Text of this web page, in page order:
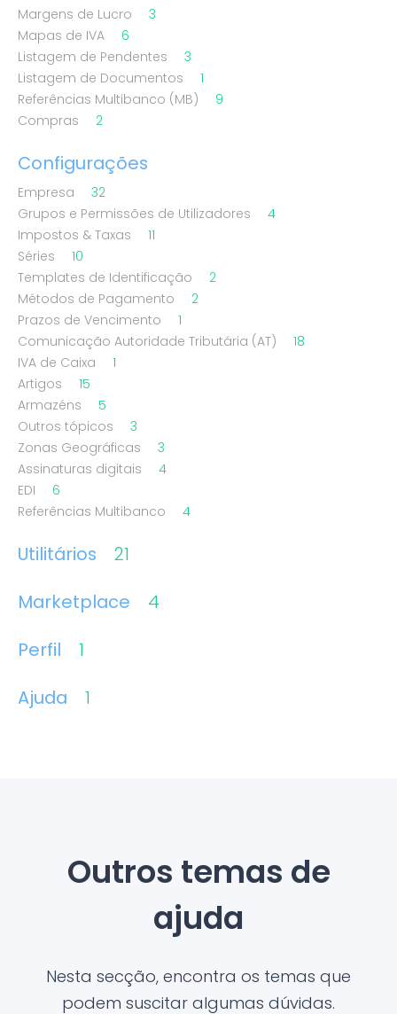
Margens de Lucro
3
Mapas de IVA
6
Listagem de Pendentes
3
Listagem de Documentos
1
Referências Multibanco (MB)
9
Compras
2
Configurações
Empresa
32
Grupos e Permissões de Utilizadores
4
Impostos & Taxas
11
Séries
10
Templates de Identificação
2
Métodos de Pagamento
2
Prazos de Vencimento
1
Comunicação Autoridade Tributária (AT)
18
IVA de Caixa
1
Artigos
15
Armazéns
5
Outros tópicos
3
Zonas Geográficas
3
Assinaturas digitais
4
EDI
6
Referências Multibanco
4
Utilitários
21
Marketplace
4
Perfil
1
Ajuda
1
Outros temas de
ajuda
Nesta secção, encontra os temas que
podem suscitar algumas dúvidas.